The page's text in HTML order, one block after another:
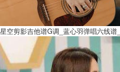
星空剪影吉他谱G调_蓝心羽弹唱六线谱